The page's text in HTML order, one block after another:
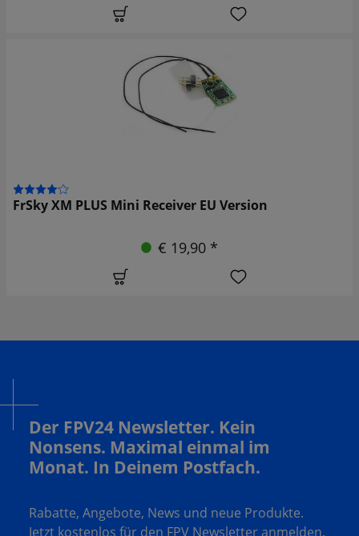
FrSky XM PLUS Mini Receiver EU Version
€ 19,90 *
Der FPV24 Newsletter. Kein
Nonsens. Maximal einmal im
Monat. In Deinem Postfach.
Rabatte, Angebote, News und neue Produkte.
Jetzt kostenlos für den FPV Newsletter anmelden.